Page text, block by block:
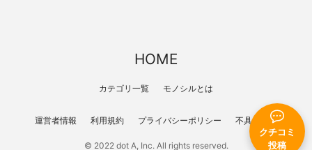
クチコミ
投稿
HOME
カテゴリ一覧 モノシルとは
運営者情報 利用規約 プライバシーポリシー 不具合報告
© 2022 dot A, Inc. All rights reserved.